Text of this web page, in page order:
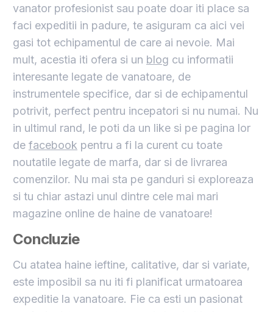
vanator profesionist sau poate doar iti place sa
faci expeditii in padure, te asiguram ca aici vei
gasi tot echipamentul de care ai nevoie. Mai
mult, acestia iti ofera si un blog cu informatii
interesante legate de vanatoare, de
instrumentele specifice, dar si de echipamentul
potrivit, perfect pentru incepatori si nu numai. Nu
in ultimul rand, le poti da un like si pe pagina lor
de facebook pentru a fi la curent cu toate
noutatile legate de marfa, dar si de livrarea
comenzilor. Nu mai sta pe ganduri si exploreaza
si tu chiar astazi unul dintre cele mai mari
magazine online de haine de vanatoare!
Concluzie
Cu atatea haine ieftine, calitative, dar si variate,
este imposibil sa nu iti fi planificat urmatoarea
expeditie la vanatoare. Fie ca esti un pasionat